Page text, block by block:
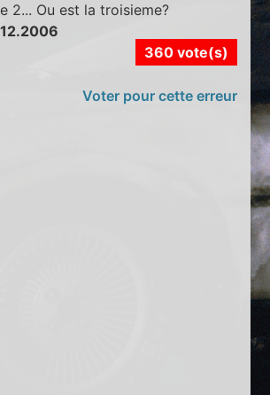
2... Ou est la troisieme?
360 vote(s)
Voter pour cette erreur